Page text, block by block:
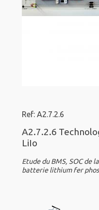
Ref: A2.7.2.6
A2.7.2.6
LiIo
Etude du BMS, SOC
batterie lithium fer